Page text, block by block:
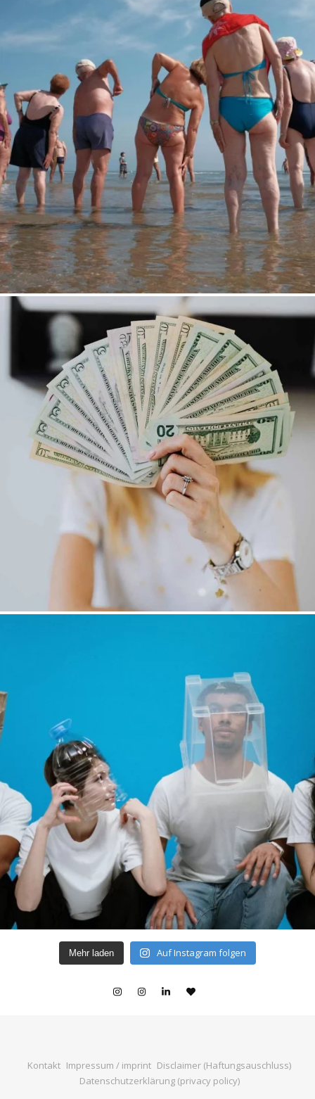
Mehr laden Auf Instagram folgen
Kontakt Impressum / imprint Disclaimer (Haftungsauschluss)
Datenschutzerklärung (privacy policy)